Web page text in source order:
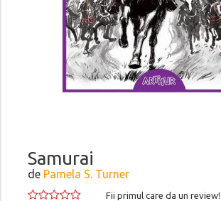
Samurai
de Pamela S. Turner
Fii primul care da un review!